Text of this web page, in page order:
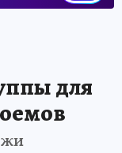
для